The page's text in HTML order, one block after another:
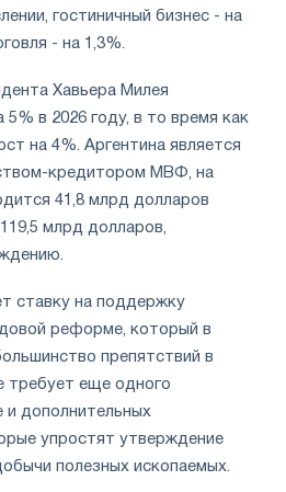
гостиничный бизнес - на
- на 1,3%.
Хавьера Милея
5% в 2026 году, в то время как
на 4%. Аргентина является
кредитором МВФ, на
41,8 млрд долларов
млрд долларов,
ставку на поддержку
реформе, который в
препятствий в
требует еще одного
и дополнительных
упростят утверждение
полезных ископаемых.